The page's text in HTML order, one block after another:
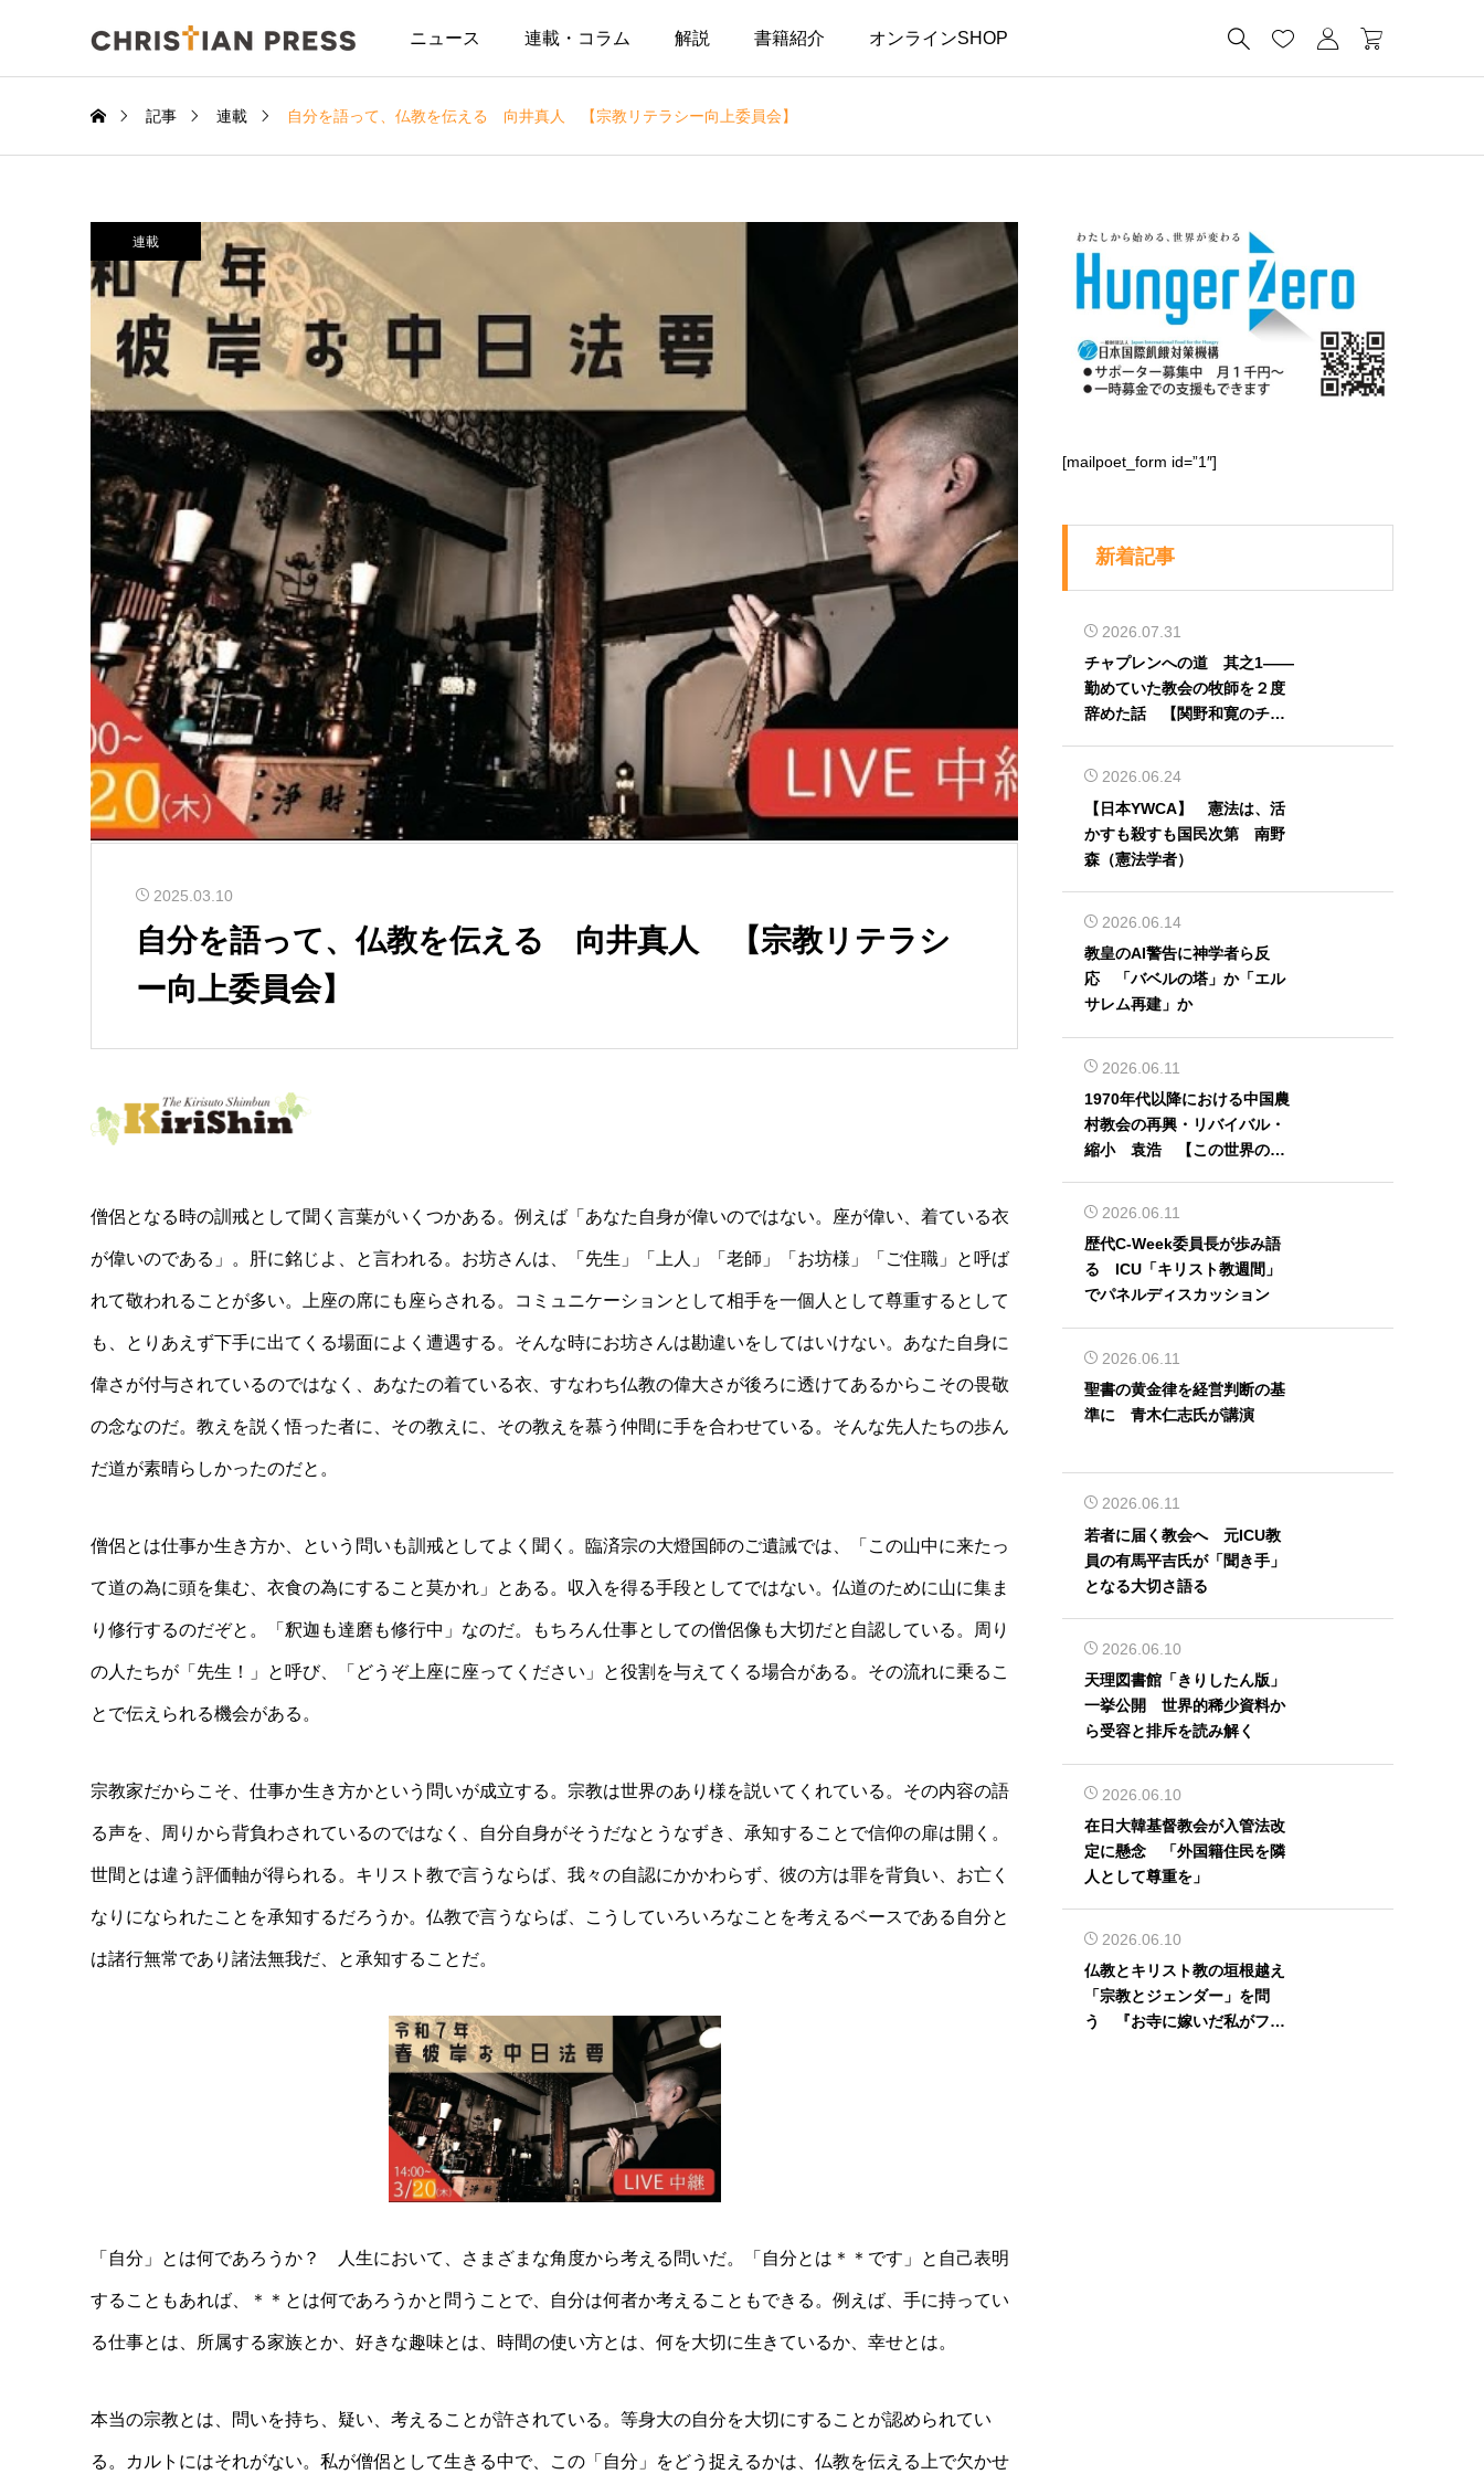
ニュース 連載・コラム 解説 書籍紹介 オンラインSHOP    
記事 連載 自分を語って、仏教を伝える 向井真人 【宗教リテラシー向上委員会】
連載
2025.03.10
自分を語って、仏教を伝える 向井真人 【宗教リテラシ
ー向上委員会】
僧侶となる時の訓戒として聞く言葉がいくつかある。例えば「あなた自身が偉いのではない。座が偉い、着ている衣
が偉いのである」。肝に銘じよ、と言われる。お坊さんは、「先生」「上人」「老師」「お坊様」「ご住職」と呼ば
れて敬われることが多い。上座の席にも座らされる。コミュニケーションとして相手を一個人として尊重するとして
も、とりあえず下手に出てくる場面によく遭遇する。そんな時にお坊さんは勘違いをしてはいけない。あなた自身に
偉さが付与されているのではなく、あなたの着ている衣、すなわち仏教の偉大さが後ろに透けてあるからこその畏敬
の念なのだ。教えを説く悟った者に、その教えに、その教えを慕う仲間に手を合わせている。そんな先人たちの歩ん
だ道が素晴らしかったのだと。
僧侶とは仕事か生き方か、という問いも訓戒としてよく聞く。臨済宗の大燈国師のご遺誡では、「この山中に来たっ
て道の為に頭を集む、衣食の為にすること莫かれ」とある。収入を得る手段としてではない。仏道のために山に集ま
り修行するのだぞと。「釈迦も達磨も修行中」なのだ。もちろん仕事としての僧侶像も大切だと自認している。周り
の人たちが「先生！」と呼び、「どうぞ上座に座ってください」と役割を与えてくる場合がある。その流れに乗るこ
とで伝えられる機会がある。
宗教家だからこそ、仕事か生き方かという問いが成立する。宗教は世界のあり様を説いてくれている。その内容の語
る声を、周りから背負わされているのではなく、自分自身がそうだなとうなずき、承知することで信仰の扉は開く。
世間とは違う評価軸が得られる。キリスト教で言うならば、我々の自認にかかわらず、彼の方は罪を背負い、お亡く
なりになられたことを承知するだろうか。仏教で言うならば、こうしていろいろなことを考えるベースである自分と
は諸行無常であり諸法無我だ、と承知することだ。
「自分」とは何であろうか？ 人生において、さまざまな角度から考える問いだ。「自分とは＊＊です」と自己表明
することもあれば、＊＊とは何であろうかと問うことで、自分は何者か考えることもできる。例えば、手に持ってい
る仕事とは、所属する家族とか、好きな趣味とは、時間の使い方とは、何を大切に生きているか、幸せとは。
本当の宗教とは、問いを持ち、疑い、考えることが許されている。等身大の自分を大切にすることが認められてい
る。カルトにはそれがない。私が僧侶として生きる中で、この「自分」をどう捉えるかは、仏教を伝える上で欠かせ
[mailpoet_form id=”1″]
新着記事
2026.07.31
チャプレンへの道 其之1――
勤めていた教会の牧師を２度
辞めた話 【関野和寛のチャ
2026.06.24
【日本YWCA】 憲法は、活
かすも殺すも国民次第 南野
森（憲法学者）
2026.06.14
教皇のAI警告に神学者ら反
応 「バベルの塔」か「エル
サレム再建」か
2026.06.11
1970年代以降における中国農
村教会の再興・リバイバル・
縮小 袁浩 【この世界の片
2026.06.11
歴代C-Week委員長が歩み語
る ICU「キリスト教週間」
でパネルディスカッション
2026.06.11
聖書の黄金律を経営判断の基
準に 青木仁志氏が講演
2026.06.11
若者に届く教会へ 元ICU教
員の有馬平吉氏が「聞き手」
となる大切さ語る
2026.06.10
天理図書館「きりしたん版」
一挙公開 世界的稀少資料か
ら受容と排斥を読み解く
2026.06.10
在日大韓基督教会が入管法改
定に懸念 「外国籍住民を隣
人として尊重を」
2026.06.10
仏教とキリスト教の垣根越え
「宗教とジェンダー」を問
う 『お寺に嫁いだ私がフェ